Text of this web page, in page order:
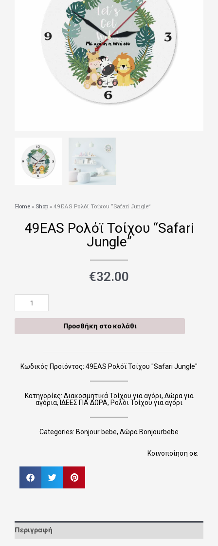
Home » Shop » 49EAS Ρολόϊ Τοίχου “Safari Jungle”
49EAS Ρολόϊ Τοίχου “Safari
Jungle”
€32.00
49EAS
Ρολόϊ
Τοίχου
ποσότητα
Προσθήκη στο καλάθι
Κωδικός Προϊόντος: 49EAS Ρολόϊ Τοίχου "Safari Jungle"
Κατηγορίες: Διακοσμητικά Τοίχου για αγόρι, Δώρα για
αγόρια, ΙΔΕΕΣ ΓΙΑ ΔΩΡΑ, Ρολόι Τοίχου για αγόρι
Categories: Bonjour bebe, Δώρα Bonjourbebe
Κοινοποίηση σε:
Περιγραφή